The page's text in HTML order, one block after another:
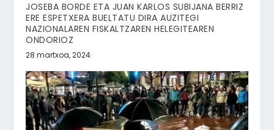
JOSEBA BORDE ETA JUAN KARLOS SUBIJANA BERRIZ
ERE ESPETXERA BUELTATU DIRA AUZITEGI
NAZIONALAREN FISKALTZAREN HELEGITEAREN
ONDORIOZ
28 martxoa, 2024